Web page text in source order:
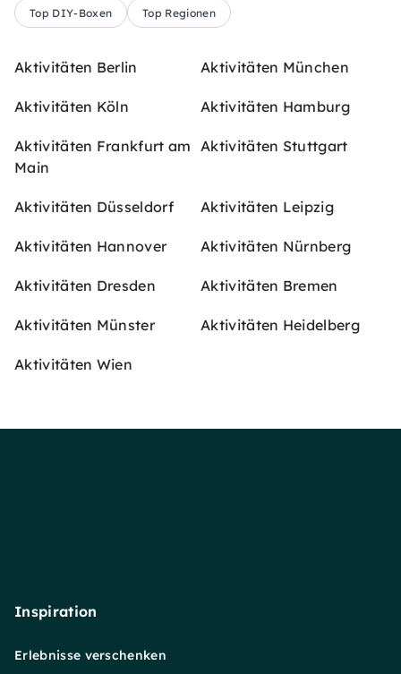
Top DIY-Boxen Top Regionen
Aktivitäten Berlin Aktivitäten München
Aktivitäten Köln Aktivitäten Hamburg
Aktivitäten Frankfurt am
Main
Aktivitäten Stuttgart
Aktivitäten Düsseldorf Aktivitäten Leipzig
Aktivitäten Hannover Aktivitäten Nürnberg
Aktivitäten Dresden Aktivitäten Bremen
Aktivitäten Münster Aktivitäten Heidelberg
Aktivitäten Wien
Inspiration
Erlebnisse verschenken